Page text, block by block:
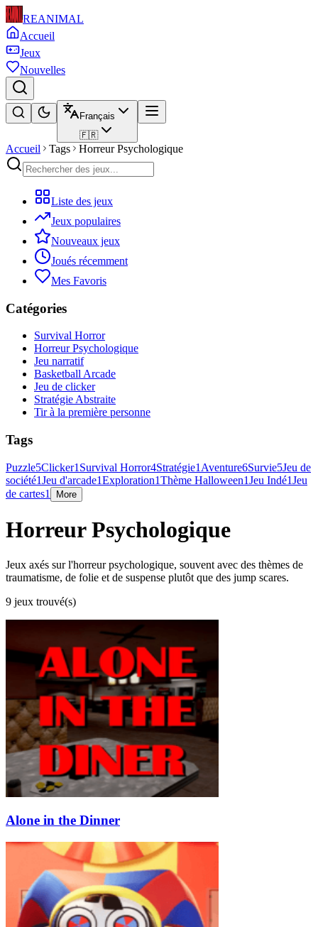
REANIMAL
Accueil
Jeux
Nouvelles
Français
🇫🇷
Accueil Tags Horreur Psychologique
Liste des jeux
Jeux populaires
Nouveaux jeux
Joués récemment
Mes Favoris
Catégories
Survival Horror
Horreur Psychologique
Jeu narratif
Basketball Arcade
Jeu de clicker
Stratégie Abstraite
Tir à la première personne
Tags
Puzzle5Clicker1 Survival Horror4Stratégie1 Aventure6Survie5Jeu de
société1Jeu d'arcade1Exploration1Thème Halloween1Jeu Indé1Jeu
de cartes1 More
Horreur Psychologique
Jeux axés sur l'horreur psychologique, souvent avec des thèmes de
traumatisme, de folie et de suspense plutôt que des jump scares.
9 jeux trouvé(s)
Alone in the Dinner